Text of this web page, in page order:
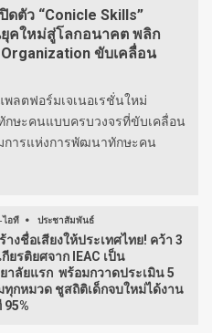
ดตัว “Conicle Skills”
ใหม่สู่โลกอนาคต พลิก
ขับเคลื่อน
ลตฟอร์มเจเนอเรชั่นใหม่
กษะคนแบบครบวงจรที่ขับเคลื่อน
การแห่งการพัฒนาทักษะคน
ไอที ประชาสัมพันธ์
างชื่อเสียงให้ประเทศไทย! คว้า 3
กียรติยศจาก IEAC เป็น
าลัยแรก พร้อมกวาดประเมิน 5
ทุกหมวด ชูสถิติเด็กจบใหม่ได้งาน